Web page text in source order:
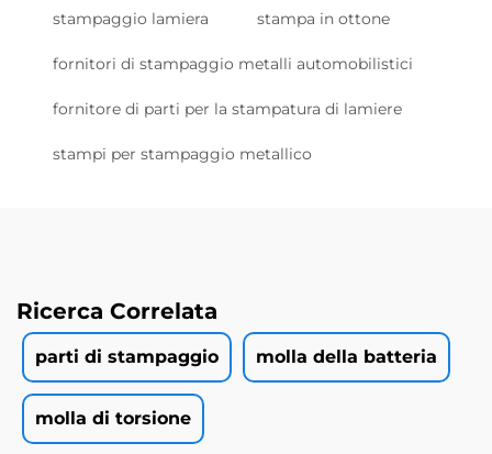
stampaggio lamiera stampa in ottone
fornitori di stampaggio metalli automobilistici
fornitore di parti per la stampatura di lamiere
stampi per stampaggio metallico
Ricerca Correlata
parti di stampaggio molla della batteria
molla di torsione